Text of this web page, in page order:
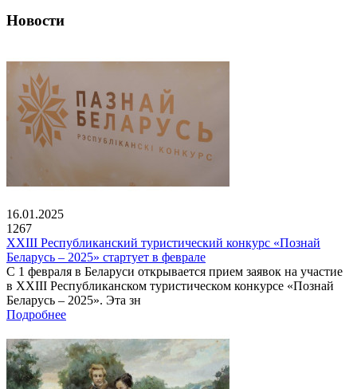
Новости
16.01.2025
1267
XXIII Республиканский туристический конкурс «Познай
Беларусь – 2025» стартует в феврале
С 1 февраля в Беларуси открывается прием заявок на участие
в XXIII Республиканском туристическом конкурсе «Познай
Беларусь – 2025». Эта зн
Подробнее